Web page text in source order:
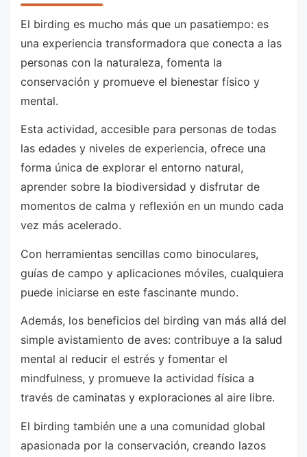
El birding es mucho más que un pasatiempo: es
una experiencia transformadora que conecta a las
personas con la naturaleza, fomenta la
conservación y promueve el bienestar físico y
mental.
Esta actividad, accesible para personas de todas
las edades y niveles de experiencia, ofrece una
forma única de explorar el entorno natural,
aprender sobre la biodiversidad y disfrutar de
momentos de calma y reflexión en un mundo cada
vez más acelerado.
Con herramientas sencillas como binoculares,
guías de campo y aplicaciones móviles, cualquiera
puede iniciarse en este fascinante mundo.
Además, los beneficios del birding van más allá del
simple avistamiento de aves: contribuye a la salud
mental al reducir el estrés y fomentar el
mindfulness, y promueve la actividad física a
través de caminatas y exploraciones al aire libre.
El birding también une a una comunidad global
apasionada por la conservación, creando lazos